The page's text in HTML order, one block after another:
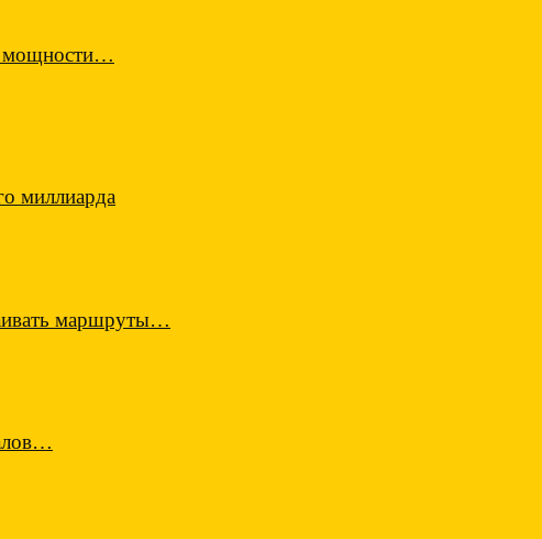
мощности…
миллиарда
маршруты…